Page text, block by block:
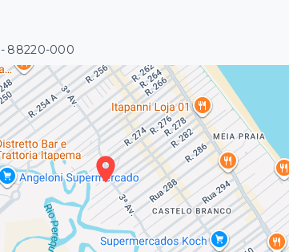
- 88220-000